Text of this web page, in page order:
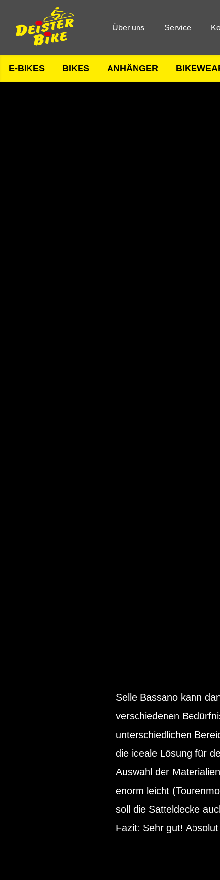
Über uns Service
E-BIKES BIKES ANHÄNGER
Selle Bassano kann
verschiedenen
unterschiedlichen
die ideale Lösung für
Auswahl der
enorm leicht
soll die Satteldecke
Fazit: Sehr gut!